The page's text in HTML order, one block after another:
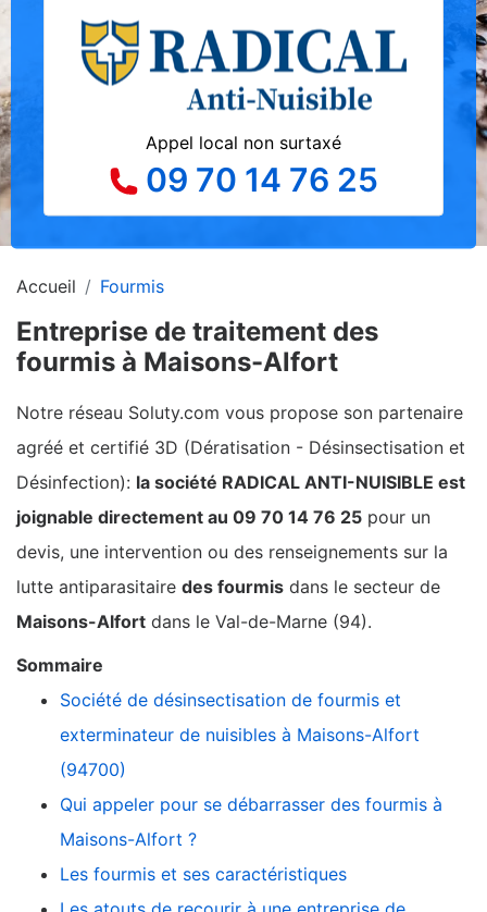
Appel local non surtaxé
09 70 14 76 25
Accueil Fourmis
Entreprise de traitement des
fourmis à Maisons-Alfort
Notre réseau Soluty.com vous propose son partenaire
agréé et certifié 3D (Dératisation - Désinsectisation et
Désinfection): la société RADICAL ANTI-NUISIBLE est
joignable directement au 09 70 14 76 25 pour un
devis, une intervention ou des renseignements sur la
lutte antiparasitaire des fourmis dans le secteur de
Maisons-Alfort dans le Val-de-Marne (94).
Sommaire
Société de désinsectisation de fourmis et
exterminateur de nuisibles à Maisons-Alfort
(94700)
Qui appeler pour se débarrasser des fourmis à
Maisons-Alfort ?
Les fourmis et ses caractéristiques